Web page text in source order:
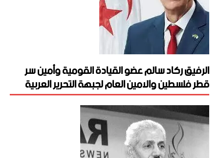
الرفيق ركاد سالم عضو القيادة القومية وأمين سر
قطر فلسطين والامين العام لجبهة التحرير العربية